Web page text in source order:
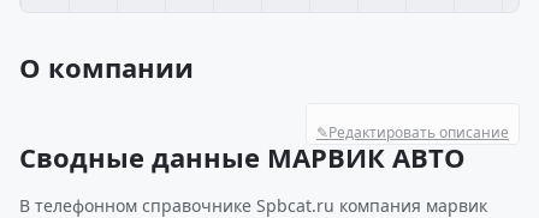
О компании
✎Редактировать описание
Сводные данные МАРВИК АВТО
В телефонном справочнике Spbcat.ru компания марвик